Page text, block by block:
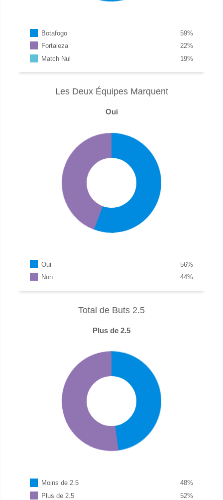
Botafogo %
59
Fortaleza
%
22
Match Nul
%
19
Les Deux Équipes Marquent
Oui
Oui %
56
Non
%
44
Total de Buts 2.5
Plus de 2.5
Moins de 2.5 %
48
Plus de 2.5
%
52